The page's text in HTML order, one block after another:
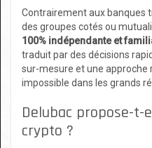
Contrairement aux banques
des groupes cotés ou
100% indépendante et
traduit par des décisions
sur-mesure et une approche
impossible dans les grands
Delubac propose-t-
crypto ?